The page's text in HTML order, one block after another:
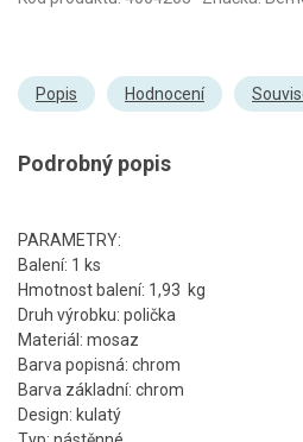
Popis Hodnocení
Podrobný popis
PARAMETRY:
Balení: 1 ks
Hmotnost balení: 1,93 kg
Druh výrobku: polička
Materiál: mosaz
Barva popisná: chrom
Barva základní: chrom
Design: kulatý